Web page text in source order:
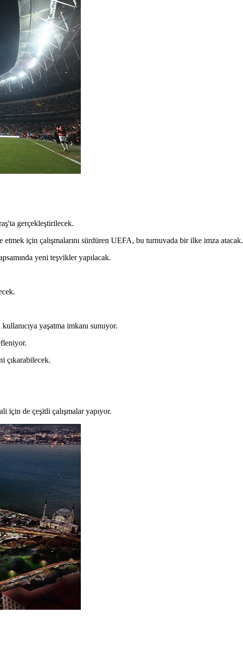
gerçekleştirilecek.
için çalışmalarını sürdüren UEFA, bu turnuvada bir ilke imza atacak.
yeni teşvikler yapılacak.
yaşatma imkanı sunuyor.
çıkarabilecek.
de çeşitli çalışmalar yapıyor.